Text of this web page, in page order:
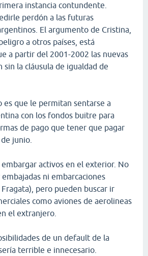
instancia contundente.
perdón a las futuras
El argumento de Cristina,
a otros países, está
a partir del 2001-2002 las nuevas
sin la cláusula de igualdad de
es que le permitan sentarse a
con los fondos buitre para
de pago que tener que pagar
junio.
activos en el exterior. No
ni embarcaciones
pero pueden buscar ir
como aviones de aerolineas
el extranjero.
de un default de la
terrible e innecesario.